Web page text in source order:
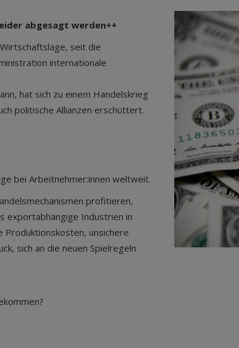
abgesagt werden++
seit die
internationale
hat sich zu einem Handelskrieg
politische Allianzen erschüttert.
bei Arbeitnehmer:innen weltweit.
profitieren,
exportabhängige Industrien in
Produktionskosten, unsichere
sich an die neuen Spielregeln